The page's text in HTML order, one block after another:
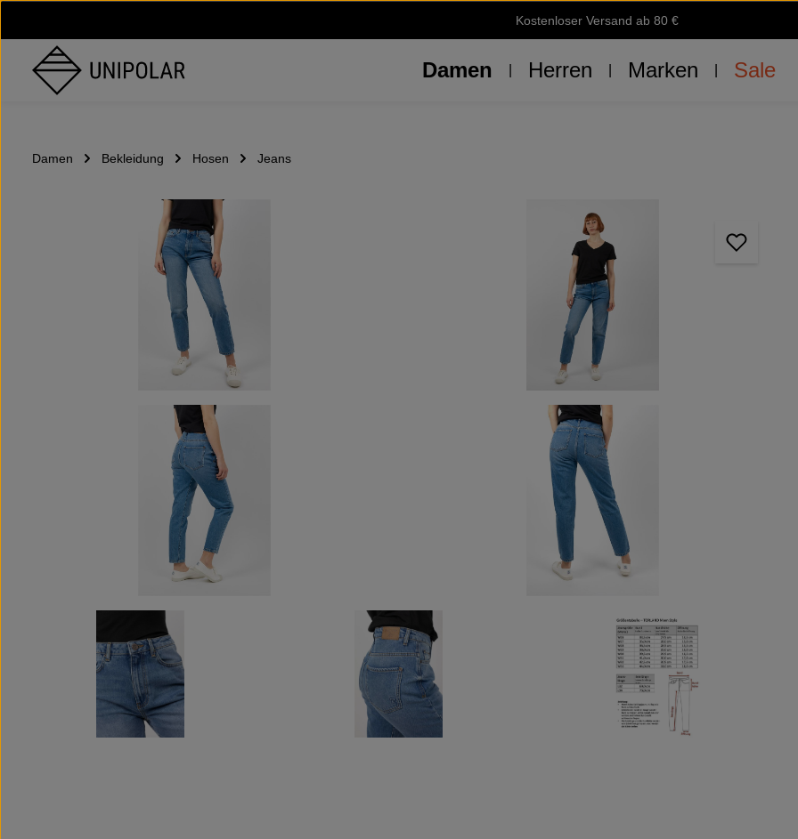
Kostenloser Versand ab 80 €
Damen Herren Marken Sale
Damen Bekleidung Hosen Jeans